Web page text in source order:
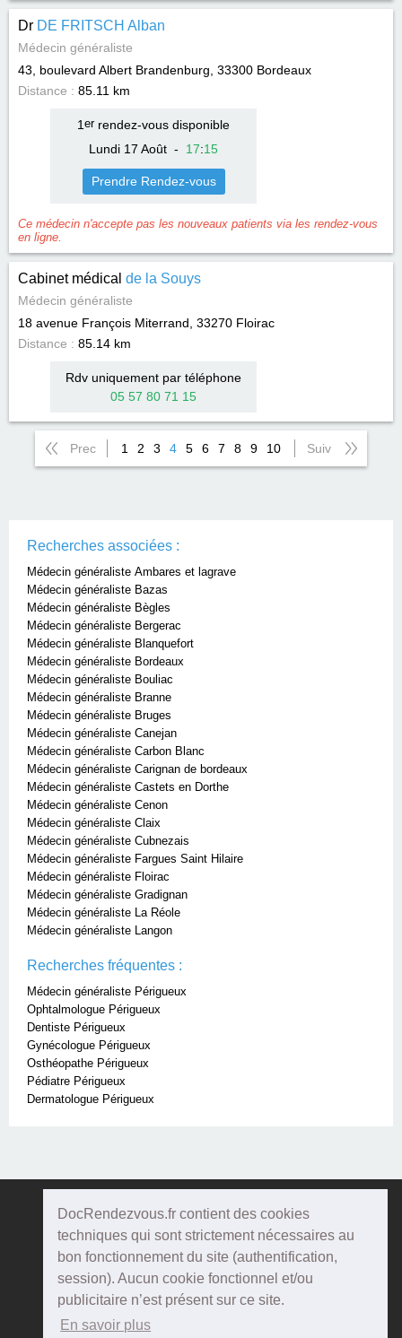
DocRendezvous.fr contient des cookies
techniques qui sont strictement nécessaires au
bon fonctionnement du site (authentification,
session). Aucun cookie fonctionnel et/ou
publicitaire n’est présent sur ce site.
En savoir plus
Dr DE FRITSCH Alban
Médecin généraliste
43, boulevard Albert Brandenburg, 33300 Bordeaux
Distance : 85.11 km
1 errendez-vous disponible
Lundi 17 Août - 17:15
Prendre Rendez-vous
Ce médecin n'accepte pas les nouveaux patients via les rendez-vous
en ligne.
Cabinet médical de la Souys
Médecin généraliste
18 avenue François Miterrand, 33270 Floirac
Distance : 85.14 km
Rdv uniquement par téléphone
05 57 80 71 15
Prec 1 2 3 4 5 6 7 8 9 10 Suiv
Recherches associées :
Médecin généraliste Ambares et lagrave
Médecin généraliste Bazas
Médecin généraliste Bègles
Médecin généraliste Bergerac
Médecin généraliste Blanquefort
Médecin généraliste Bordeaux
Médecin généraliste Bouliac
Médecin généraliste Branne
Médecin généraliste Bruges
Médecin généraliste Canejan
Médecin généraliste Carbon Blanc
Médecin généraliste Carignan de bordeaux
Médecin généraliste Castets en Dorthe
Médecin généraliste Cenon
Médecin généraliste Claix
Médecin généraliste Cubnezais
Médecin généraliste Fargues Saint Hilaire
Médecin généraliste Floirac
Médecin généraliste Gradignan
Médecin généraliste La Réole
Médecin généraliste Langon
Recherches fréquentes :
Médecin généraliste Périgueux
Ophtalmologue Périgueux
Dentiste Périgueux
Gynécologue Périgueux
Osthéopathe Périgueux
Pédiatre Périgueux
Dermatologue Périgueux
DocRendezvous
Qui sommes-nous ?
Conditions Générales d'utilisation